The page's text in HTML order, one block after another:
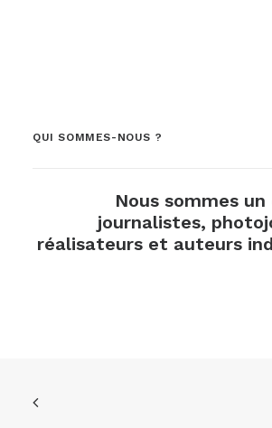
QUI SOMMES-NOUS ?
Nous sommes
journalistes,
réalisateurs et auteurs